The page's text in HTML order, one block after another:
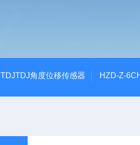
TDJTDJ角度位移传感器 HZD-Z-